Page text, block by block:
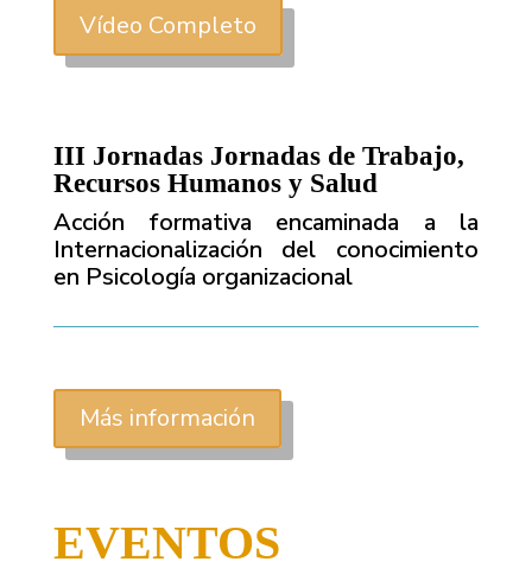
Vídeo Completo
III Jornadas Jornadas de Trabajo,
Recursos Humanos y Salud
Acción formativa encaminada a la
Internacionalización del conocimiento
en Psicología organizacional
Más información
EVENTOS